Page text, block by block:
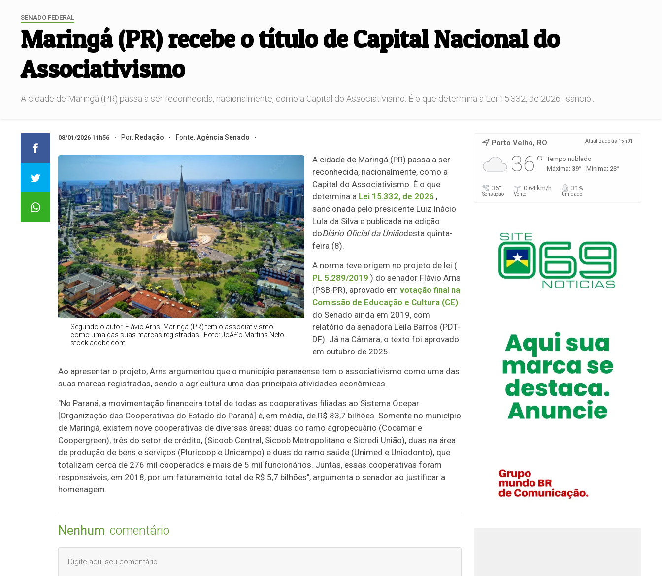
SENADO FEDERAL
Maringá (PR) recebe o título de Capital Nacional do
Associativismo
A cidade de Maringá (PR) passa a ser reconhecida, nacionalmente, como a Capital do Associativismo. É o que determina a Lei 15.332, de 2026 , sancio...
08/01/2026 11h56 Por: Redação Fonte: Agência Senado
Segundo o autor, Flávio Arns, Maringá (PR) tem o associativismo
como uma das suas marcas registradas - Foto: JoÃ£o Martins Neto -
stock.adobe.com
A cidade de Maringá (PR) passa a ser
reconhecida, nacionalmente, como a
Capital do Associativismo. É o que
determina a Lei 15.332, de 2026,
sancionada pelo presidente Luiz Inácio
Lula da Silva e publicada na edição
doDiário Oficial da Uniãodesta quinta-
feira (8).
A norma teve origem no projeto de lei (
PL 5.289/2019 ) do senador Flávio Arns
(PSB-PR), aprovado em votação final na
Comissão de Educação e Cultura (CE)
do Senado ainda em 2019, com
relatório da senadora Leila Barros (PDT-
DF). Já na Câmara, o texto foi aprovado
em outubro de 2025.
Ao apresentar o projeto, Arns argumentou que o município paranaense tem o associativismo como uma das
suas marcas registradas, sendo a agricultura uma das principais atividades econômicas.
"No Paraná, a movimentação financeira total de todas as cooperativas filiadas ao Sistema Ocepar
[Organização das Cooperativas do Estado do Paraná] é, em média, de R$ 83,7 bilhões. Somente no município
de Maringá, existem nove cooperativas de diversas áreas: duas do ramo agropecuário (Cocamar e
Coopergreen), três do setor de crédito, (Sicoob Central, Sicoob Metropolitano e Sicredi União), duas na área
de produção de bens e serviços (Pluricoop e Unicampo) e duas do ramo saúde (Unimed e Uniodonto), que
totalizam cerca de 276 mil cooperados e mais de 5 mil funcionários. Juntas, essas cooperativas foram
responsáveis, em 2018, por um faturamento total de R$ 5,7 bilhões", argumenta o senador ao justificar a
homenagem.
Nenhum comentário
Porto Velho, RO Atualizado às 15h01
36°
Tempo nublado
Máxima:39° - Mínima: 23°
36°
Sensação
0.64 km/h
Vento
31%
Umidade